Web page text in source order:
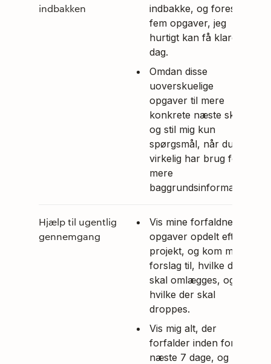
indbakken
indbakke, og foreslå
fem opgaver, jeg
hurtigt kan få klaret i
dag.
Omdan disse
uoverskuelige
opgaver til mere
konkrete næste skridt,
og stil mig kun
spørgsmål, når du
virkelig har brug for
mere
baggrundsinformation.
Hjælp til ugentlig
gennemgang
Vis mine forfaldne
opgaver opdelt efter
projekt, og kom med
forslag til, hvilke der
skal omlægges, og
hvilke der skal
droppes.
Vis mig alt, der
forfalder inden for de
næste 7 dage, og